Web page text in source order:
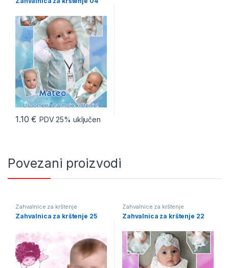
1.10€ PDV 25% uključen
Povezani proizvodi
Zahvalnice za krštenje
Zahvalnica za krštenje 25
Zahvalnice za krštenje
Zahvalnica za krštenje 22